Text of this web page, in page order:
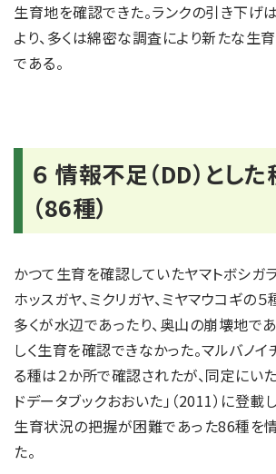
生育地を確認できた。ランクの引き下げ
より、多くは綿密な調査により新たな生
である。
６ 情報不足（DD）とし
（86種）
かつて生育を確認していたヤマトボシガラ
ホッスガヤ、ミクリガヤ、ミヤマウコギの
多くが水辺であったり、奥山の崩壊地で
しく生育を確認できなかった。マルバノ
る種は２か所で確認されたが、同定にいた
ドデータブックおおいた」（2011）に登載
生育状況の把握が困難であった86種を情
た。